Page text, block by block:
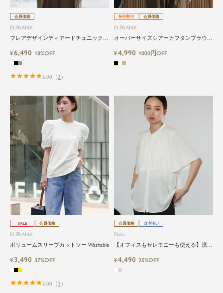
会員価格
ELFRANK
フレアデザインティアードチュニック
¥6,490 18%OFF
5.00 （ 3 ）
特別割引 会員価格
ELFRANK
オーバーサイズシアーカフタンブラウス
¥4,990 1000円OFF
SALE 会員価格
ELFRANK
ボリュームスリーブカットソー Washable
¥ 3,490 37%OFF
5.00 （ 3 ）
会員価格 自宅洗い
Flolia
【オフィスもセレモニーも使える】洗え
ジネスブラウス
¥4,490 25%OFF